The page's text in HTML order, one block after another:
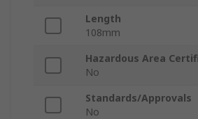
Length
108mm
Hazardous Area
No
Standards/Approvals
No